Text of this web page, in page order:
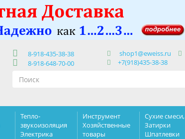
8-918-435-38-38
8-918-648-70-00
shop1@eweiss.ru
+7(918)435-38-38
Тепло-
звукоизоляция
Электрика
Инструмент
Хозяйственные
товары
Сухие смеси,
Затирки
Шпатлевки